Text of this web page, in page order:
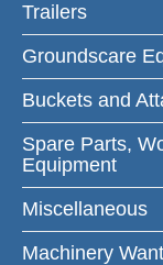
Trailers
Groundscare
Buckets and
Spare Parts,
Equipment
Miscellaneous
Machinery